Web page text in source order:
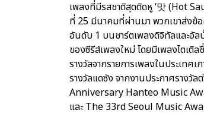
เพลงที่มีรสชาติสุดติดหู ‘맛 (Hot
ที่ 25 มีนาคมที่ผ่านมา พวกเขาส่งข้
อันดับ 1 บนชาร์ตเพลงดิจิทัลและอัล
ของซีรีส์เพลงใหม่ โดยมีเพลงไตเติ
รางวัลจากรายการเพลงในประเทศ
รางวัลแดซัง จากงานประกาศราง
Anniversary Hanteo Music
และ The 33rd Seoul Music